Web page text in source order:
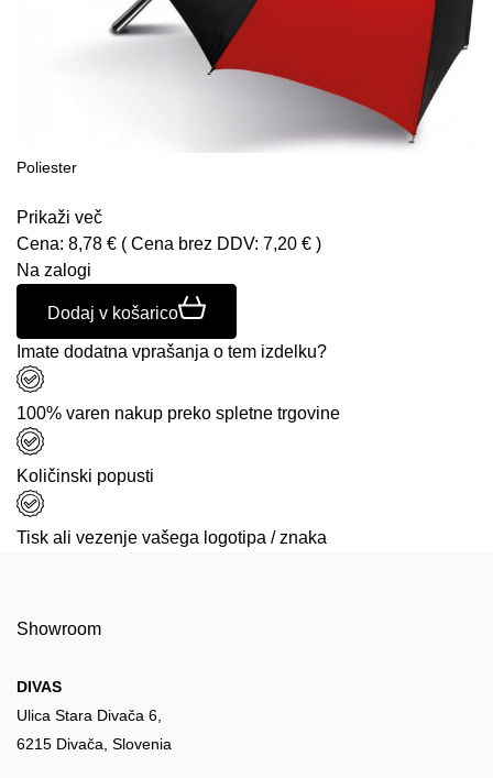
Poliester
Prikaži več
Cena: 8,78 € ( Cena brez DDV: 7,20 € )
Na zalogi
Dodaj v košarico
Imate dodatna vprašanja o tem izdelku?
100% varen nakup preko spletne trgovine
Količinski popusti
Tisk ali vezenje vašega logotipa / znaka
Showroom
DIVAS
Ulica Stara Divača 6,
6215 Divača, Slovenia